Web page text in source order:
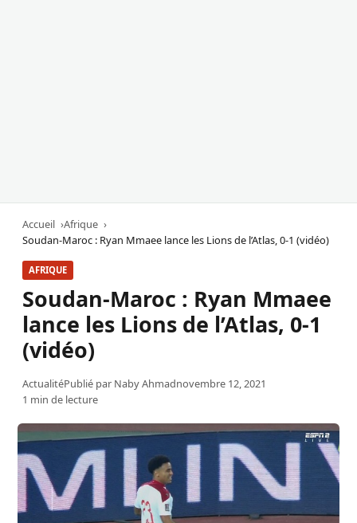
Accueil
Afrique
Soudan-Maroc : Ryan Mmaee lance les Lions de l’Atlas, 0-1 (vidéo)
AFRIQUE
Soudan-Maroc : Ryan Mmaee
lance les Lions de l’Atlas, 0-1
(vidéo)
ActualitéPublié par Naby Ahmadnovembre 12, 2021
1 min de lecture